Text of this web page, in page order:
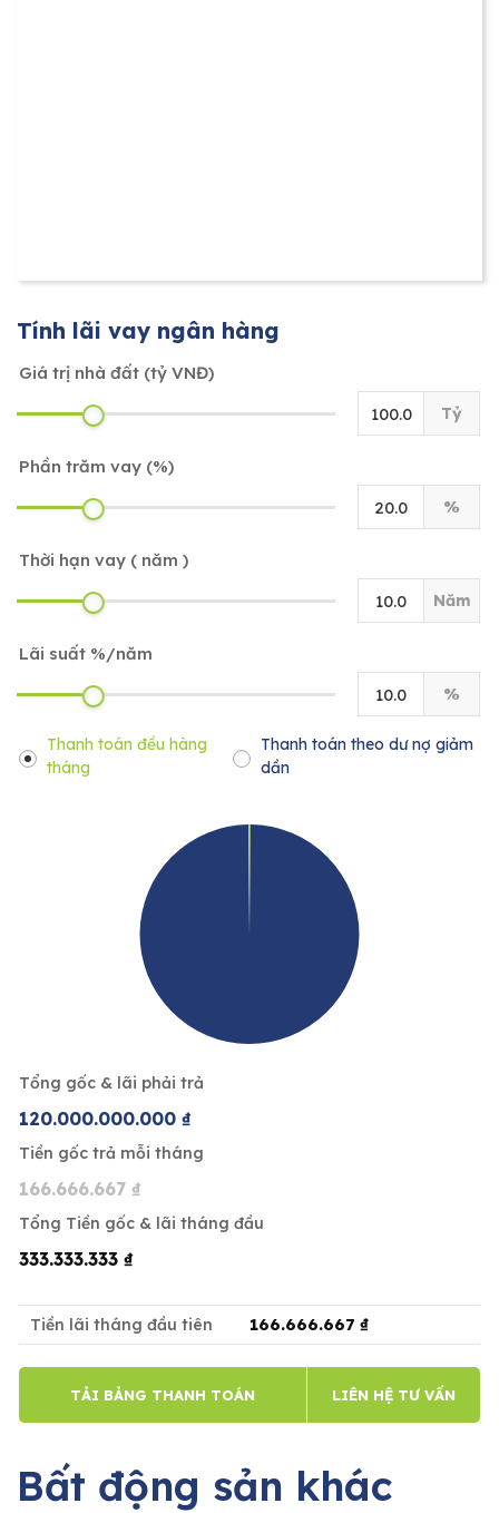
Tính lãi vay ngân hàng
Giá trị nhà đất (tỷ VNĐ)
Tỷ
Phần trăm vay (%)
%
Thời hạn vay ( năm )
Năm
Lãi suất %/năm
%
Thanh toán đều hàng
tháng
Thanh toán theo dư nợ giảm
dần
Tổng gốc & lãi phải trả
120.000.000.000 ₫
Tiền gốc trả mỗi tháng
166.666.667 ₫
Tổng Tiền gốc & lãi tháng đầu
333.333.333 ₫
Tiền lãi tháng đầu tiên 166.666.667 ₫
TẢI BẢNG THANH TOÁN LIÊN HỆ TƯ VẤN
Bất động sản khác